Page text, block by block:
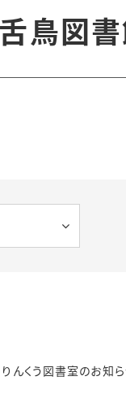
の本
鳥図
りんくう図書室のお知